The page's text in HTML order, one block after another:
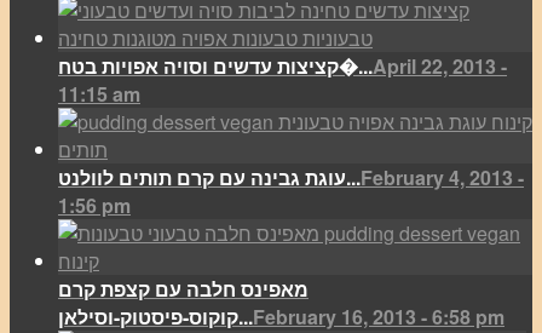
קציצות עדשים וסויה אפויות בטח�...April 22, 2013 -
11:15 am
עוגת גבינה עם קרם תותים לוולנט...February 4, 2013 -
1:56 pm
מאפינס חלבה עם קצפת קרם
קוקוס-פיסטוק-וסילאן...February 16, 2013 - 6:58 pm